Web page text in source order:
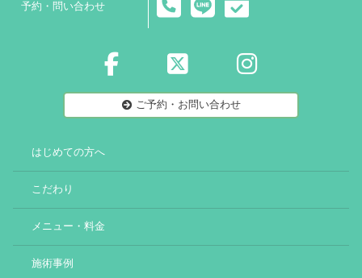
予約・問い合わせ
ご予約・お問い合わせ
はじめての方へ
こだわり
メニュー・料金
施術事例